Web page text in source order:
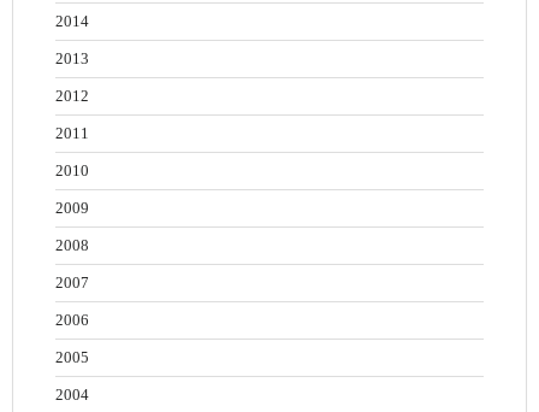
2014
2013
2012
2011
2010
2009
2008
2007
2006
2005
2004